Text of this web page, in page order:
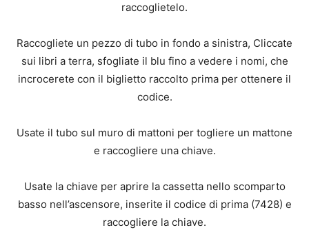
raccoglietelo.
Raccogliete un pezzo di tubo in fondo a sinistra, Cliccate
sui libri a terra, sfogliate il blu fino a vedere i nomi, che
incrocerete con il biglietto raccolto prima per ottenere il
codice.
Usate il tubo sul muro di mattoni per togliere un mattone
e raccogliere una chiave.
Usate la chiave per aprire la cassetta nello scomparto
basso nell’ascensore, inserite il codice di prima (7428) e
raccogliere la chiave.